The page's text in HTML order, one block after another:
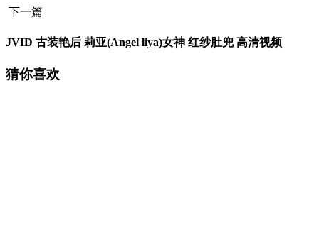
下一篇
JVID 古装艳后 莉亚(Angel liya)女神 红纱肚兜 高清视频
猜你喜欢